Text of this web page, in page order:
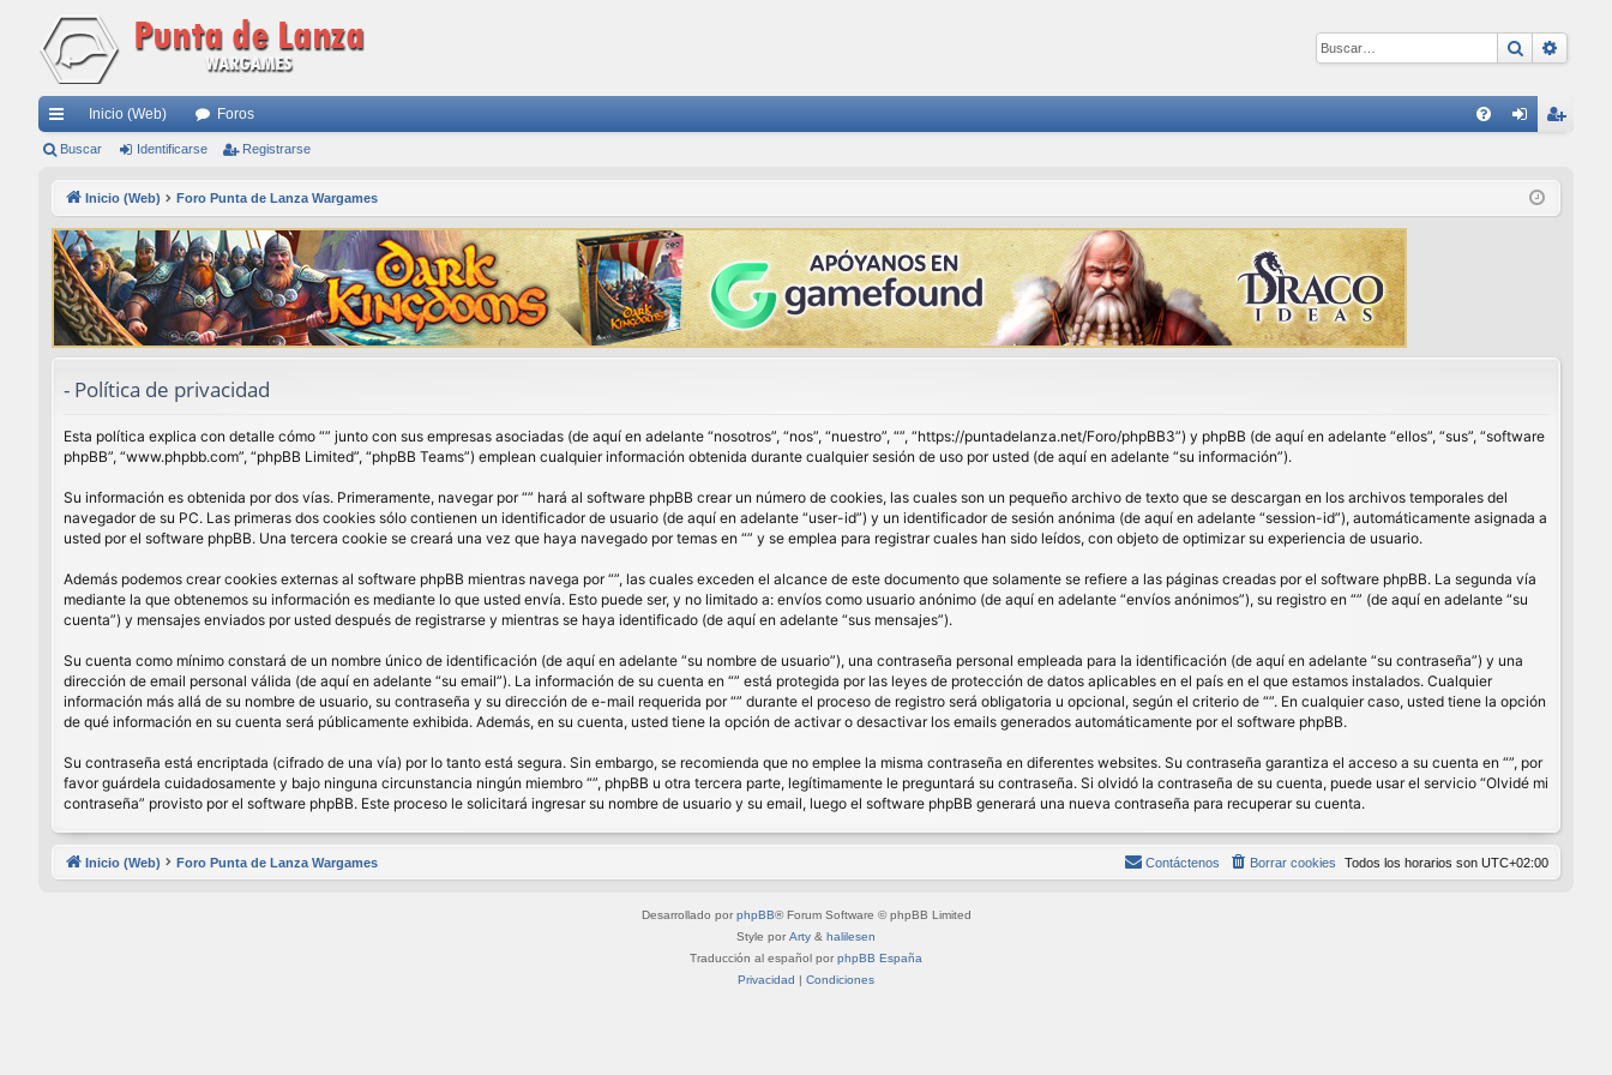
Buscar
nl
rá
pi
do
Inicio (Web) Foros
ist
Buscar Identificarse Registrarse
Inicio (Web) Foro Punta de Lanza Wargames
- Política de privacidad
Esta política explica con detalle cómo “” junto con sus empresas asociadas (de aquí en adelante “nosotros”, “nos”, “nuestro”, “”, “https://puntadelanza.net/Foro/phpBB3”) y phpBB (de aquí en adelante “ellos”, “sus”, “software
phpBB”, “www.phpbb.com”, “phpBB Limited”, “phpBB Teams”) emplean cualquier información obtenida durante cualquier sesión de uso por usted (de aquí en adelante “su información”).
Su información es obtenida por dos vías. Primeramente, navegar por “” hará al software phpBB crear un número de cookies, las cuales son un pequeño archivo de texto que se descargan en los archivos temporales del
navegador de su PC. Las primeras dos cookies sólo contienen un identificador de usuario (de aquí en adelante “user-id”) y un identificador de sesión anónima (de aquí en adelante “session-id”), automáticamente asignada a
usted por el software phpBB. Una tercera cookie se creará una vez que haya navegado por temas en “” y se emplea para registrar cuales han sido leídos, con objeto de optimizar su experiencia de usuario.
Además podemos crear cookies externas al software phpBB mientras navega por “”, las cuales exceden el alcance de este documento que solamente se refiere a las páginas creadas por el software phpBB. La segunda vía
mediante la que obtenemos su información es mediante lo que usted envía. Esto puede ser, y no limitado a: envíos como usuario anónimo (de aquí en adelante “envíos anónimos”), su registro en “” (de aquí en adelante “su
cuenta”) y mensajes enviados por usted después de registrarse y mientras se haya identificado (de aquí en adelante “sus mensajes”).
Su cuenta como mínimo constará de un nombre único de identificación (de aquí en adelante “su nombre de usuario”), una contraseña personal empleada para la identificación (de aquí en adelante “su contraseña”) y una
dirección de email personal válida (de aquí en adelante “su email”). La información de su cuenta en “” está protegida por las leyes de protección de datos aplicables en el país en el que estamos instalados. Cualquier
información más allá de su nombre de usuario, su contraseña y su dirección de e-mail requerida por “” durante el proceso de registro será obligatoria u opcional, según el criterio de “”. En cualquier caso, usted tiene la opción
de qué información en su cuenta será públicamente exhibida. Además, en su cuenta, usted tiene la opción de activar o desactivar los emails generados automáticamente por el software phpBB.
Su contraseña está encriptada (cifrado de una vía) por lo tanto está segura. Sin embargo, se recomienda que no emplee la misma contraseña en diferentes websites. Su contraseña garantiza el acceso a su cuenta en “”, por
favor guárdela cuidadosamente y bajo ninguna circunstancia ningún miembro “”, phpBB u otra tercera parte, legítimamente le preguntará su contraseña. Si olvidó la contraseña de su cuenta, puede usar el servicio “Olvidé mi
contraseña” provisto por el software phpBB. Este proceso le solicitará ingresar su nombre de usuario y su email, luego el software phpBB generará una nueva contraseña para recuperar su cuenta.
Inicio (Web) Foro Punta de Lanza Wargames Todos los horarios son UTC+02:00
Borrar cookies
Contáctenos
Desarrollado por phpBB® Forum Software © phpBB Limited
Style por Arty & halilesen
Traducción al español por phpBB España
Privacidad | Condiciones